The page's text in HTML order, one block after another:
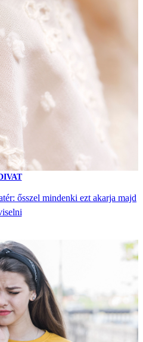
ősszel mindenki ezt akarja majd